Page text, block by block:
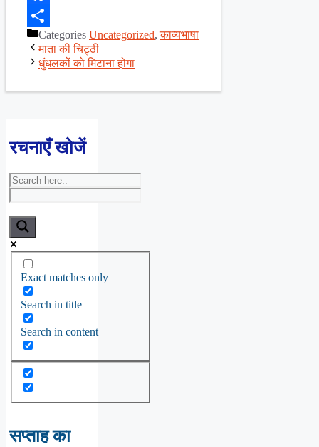
Facebook
ShareCategories Uncategorized,काव्यभाषा
माता की चिट्ठी
धुंधलकों को मिटाना होगा
रचनाएँ खोजें
Exact matches only
Search in title
Search in content
सप्ताह का